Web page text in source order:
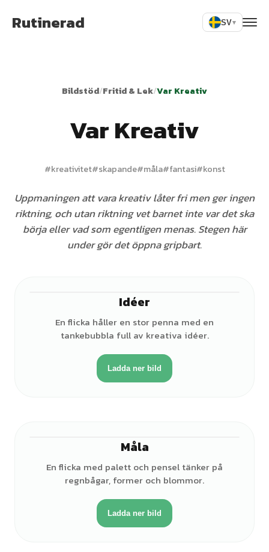
Rutinerad SV▾
Bildstöd/Fritid & Lek/Var Kreativ
Var Kreativ
#kreativitet#skapande#måla#fantasi#konst
Uppmaningen att vara kreativ låter fri men ger ingen
riktning, och utan riktning vet barnet inte var det ska
börja eller vad som egentligen menas. Stegen här
under gör det öppna gripbart.
Idéer
En flicka håller en stor penna med en
tankebubbla full av kreativa idéer.
Ladda ner bild
Måla
En flicka med palett och pensel tänker på
regnbågar, former och blommor.
Ladda ner bild